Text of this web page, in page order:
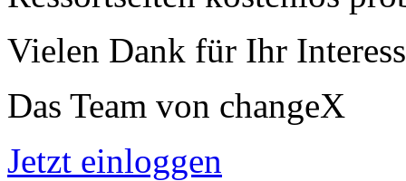
Vielen Dank für Ihr
Das Team von changeX
Jetzt einloggen